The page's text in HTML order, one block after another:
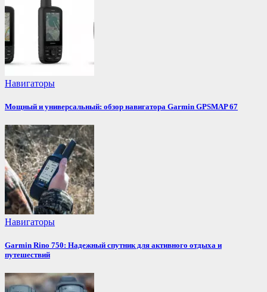
Навигаторы
Мощный и универсальный: обзор навигатора Garmin GPSMAP 67
Навигаторы
Garmin Rino 750: Надежный спутник для активного отдыха и
путешествий